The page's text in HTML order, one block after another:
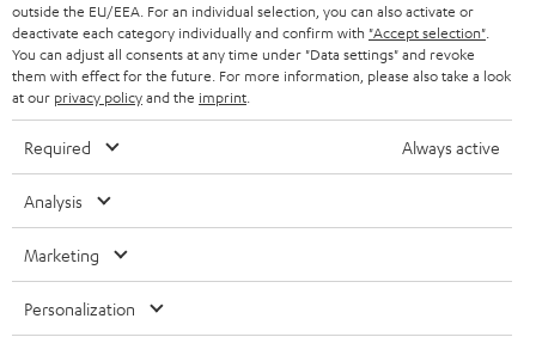
KOPFHÖRER
BLUETOOTH-KOPFHÖRER
LAUTSPRECHER
ULTIMA-SERIE
IN-EAR-KOPFHÖRER
BLOG
NEWSLETTER
STORES
DEINE VORTEILE BEI TEUFEL
TEUFEL STORY
UNSER MANAGEMENT
NIEDERLANDE
BELGIEN
POLEN
SPANIEN
Technische Änderungen, Tippfehler und Irrtum vorbehalten. Das auf unseren
Fotos abgebildete Zubehör ist nicht im Lieferumfang enthalten. Etwaige
outside the EU/EEA. For an individual selection, you can also activate or
deactivate each category individually and confirm with "Accept selection"
You can adjust all consents at any time under "Data settings" and revoke
them with effect for the future. For more information, please also take a look
at our privacy policyand the imprint
Required Always active
Analysis
Marketing
Personalization